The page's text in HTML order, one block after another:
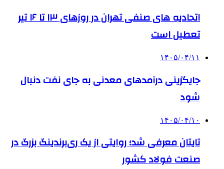
اتحادیه های صنفی تهران در روزهای ۱۳ تا ۱۶ تیر
تعطیل است
۱۴۰۵/۰۴/۱۱
جایگزینی درآمدهای معدنی به جای نفت دنبال
شود
۱۴۰۵/۰۴/۱۰
تایتان معرفی شد؛ روایتی از یک ری‌برندینگ بزرگ در
صنعت فولاد کشور